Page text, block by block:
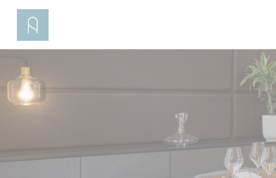
Cookie- hanteringspanel